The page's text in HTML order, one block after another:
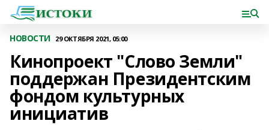
НОВОСТИ 29 ОКТЯБРЯ 2021, 05:00
Кинопроект "Слово Земли"
поддержан Президентским
фондом культурных
инициатив